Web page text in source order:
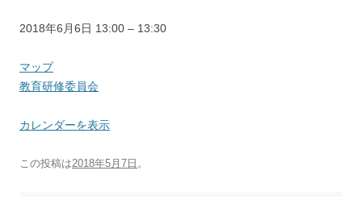
教
研
修
員
2018年6月6日 13:00 – 13:30
マップ福
岡
立
も
教育研修委員会
カレンダーを表示
この投稿は2018年5月7日 。